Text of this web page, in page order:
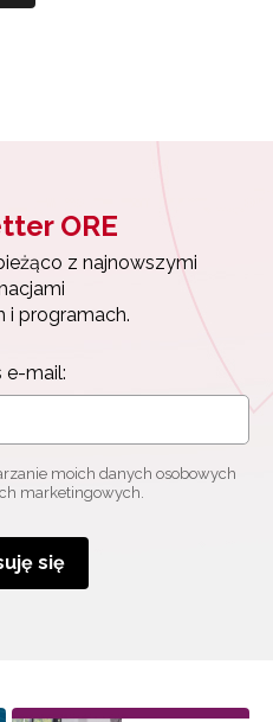
ORE
z najnowszymi
i programach.
e-mail:
moich danych osobowych
marketingowych.
się
z najnowszymi
marketingowych.